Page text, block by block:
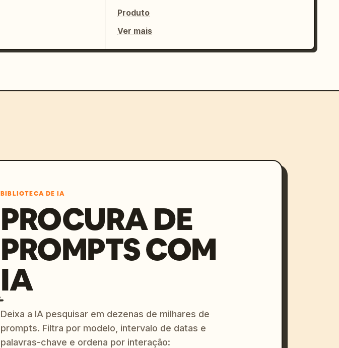
Produto
Ver mais
BIBLIOTECA DE IA
PROCURA DE
PROMPTS COM
IA
Deixa a IA pesquisar em dezenas de milhares de
prompts. Filtra por modelo, intervalo de datas e
palavras-chave e ordena por interação: